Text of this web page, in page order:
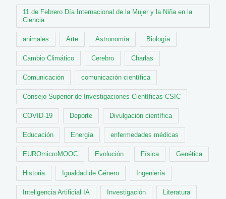
11 de Febrero Día Internacional de la Mujer y la Niña en la
Ciencia
animales Arte Astronomía Biología
Cambio Climático Cerebro Charlas
Comunicación comunicación científica
Consejo Superior de Investigaciones Científicas CSIC
COVID-19 Deporte Divulgación científica
Educación Energía enfermedades médicas
EUROmicroMOOC Evolución Física Genética
Historia Igualdad de Género Ingeniería
Inteligencia Artificial IA Investigación Literatura